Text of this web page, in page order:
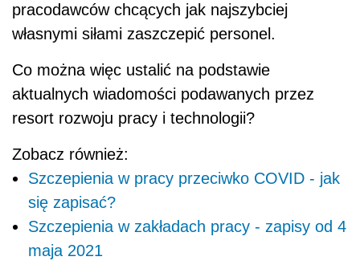
pracodawców chcących jak najszybciej
własnymi siłami zaszczepić personel.
Co można więc ustalić na podstawie
aktualnych wiadomości podawanych przez
resort rozwoju pracy i technologii?
Zobacz również:
Szczepienia w pracy przeciwko COVID - jak
się zapisać?
Szczepienia w zakładach pracy - zapisy od 4
maja 2021